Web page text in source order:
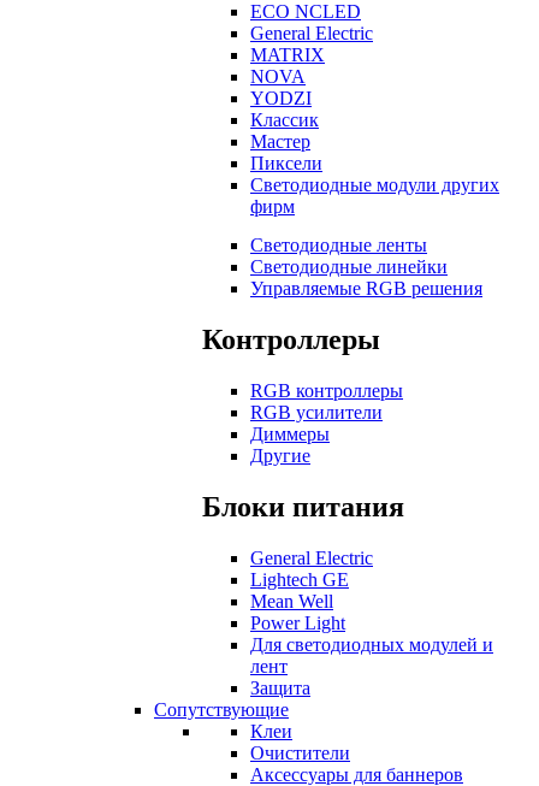
ECO NCLED
General Electric
MATRIX
NOVA
YODZI
Классик
Мастер
Пиксели
Светодиодные модули других
фирм
Светодиодные ленты
Светодиодные линейки
Управляемые RGB решения
Контроллеры
RGB контроллеры
RGB усилители
Диммеры
Другие
Блоки питания
General Electric
Lightech GE
Mean Well
Power Light
Для светодиодных модулей и
лент
Защита
Сопутствующие
Клеи
Очистители
Аксессуары для баннеров